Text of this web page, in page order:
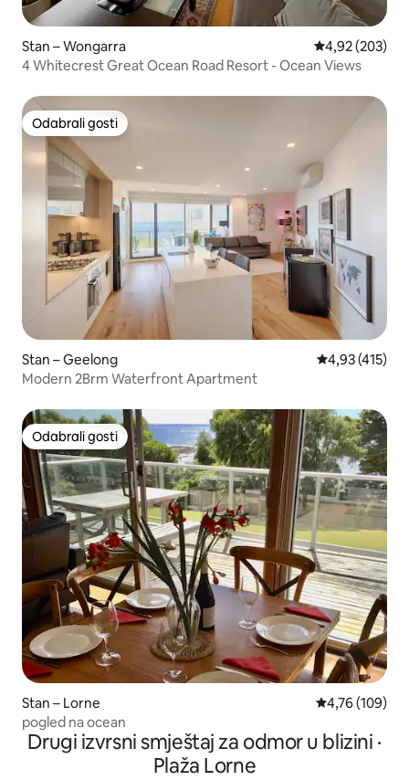
Stan – Wongarra Prosječna
4,92 (203)
4 Whitecrest Great Ocean Road Resort - Ocean Views
Odabrali gosti
Odabrali gosti
Stan – Geelong Prosječna
4,93 (415)
Modern 2Brm Waterfront Apartment
Odabrali gosti
Odabrali gosti
Stan – Lorne Prosječna
4,76 (109)
pogled na ocean
Drugi izvrsni smještaj za odmor u blizini ·
Plaža Lorne